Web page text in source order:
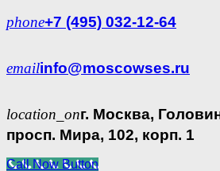
phone+7 (495) 032-12-64
emailinfo@moscowses.ru
location_onг. Москва,
просп. Мира, 102, корп. 1
Call Now Button